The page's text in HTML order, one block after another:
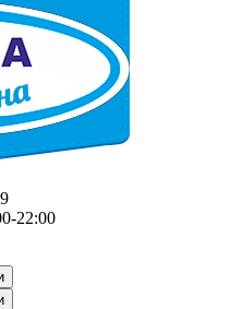
22:00